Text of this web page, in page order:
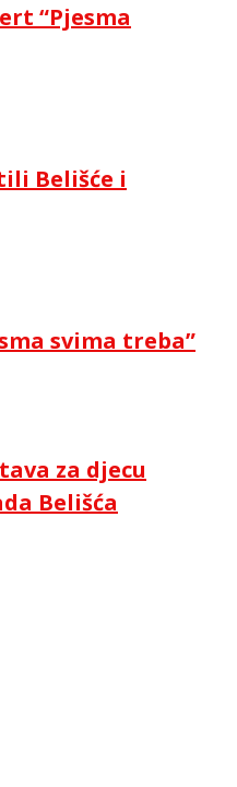
“Pjesma
Belišće i
svima treba”
za djecu
Belišća